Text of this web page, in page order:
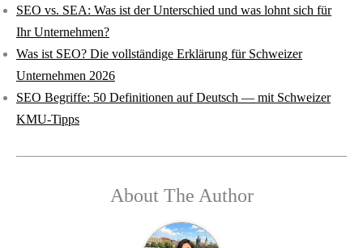
SEO vs. SEA: Was ist der Unterschied und was lohnt sich für
Ihr Unternehmen?
Was ist SEO? Die vollständige Erklärung für Schweizer
Unternehmen 2026
SEO Begriffe: 50 Definitionen auf Deutsch — mit Schweizer
KMU-Tipps
About The Author